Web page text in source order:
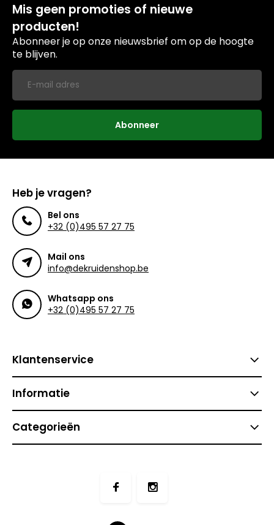
Mis geen promoties of nieuwe
producten!
Abonneer je op onze nieuwsbrief om op de hoogte
te blijven.
Abonneer
Heb je vragen?
Bel ons
+32 (0)495 57 27 75
Mail ons
info@dekruidenshop.be
Whatsapp ons
+32 (0)495 57 27 75
Klantenservice
Informatie
Categorieën